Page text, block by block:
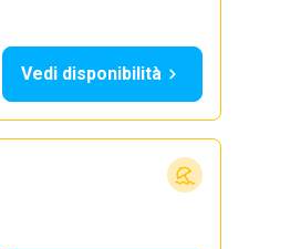
Vedi disponibilità